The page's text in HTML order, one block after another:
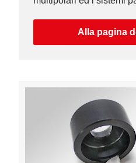
Alla pagina